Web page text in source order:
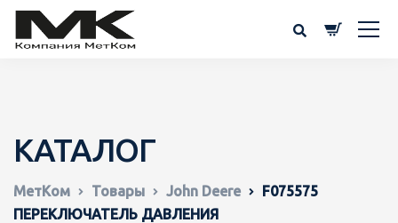
КАТАЛОГ
МетКом Товары John Deere
F075575
ПЕРЕКЛЮЧАТЕЛЬ ДАВЛЕНИЯ